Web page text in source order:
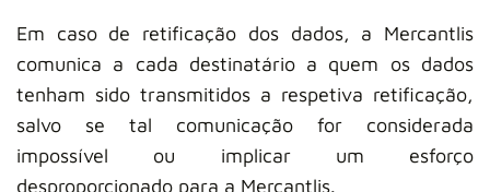
Em caso de retificação dos dados, a Mercantlis
comunica a cada destinatário a quem os dados
tenham sido transmitidos a respetiva retificação,
salvo se tal comunicação for considerada
impossível ou implicar um esforço
desproporcionado para a Mercantlis.